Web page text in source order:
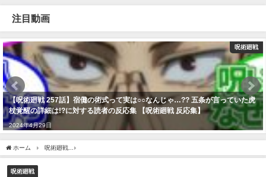
注目動画
呪術廻戦
【呪術廻戦 257話】宿儺の術式って実は○○なんじゃ…?? 五条が言っていた虎
杖覚醒の詳細は!?に対する読者の反応集 【呪術廻戦 反応集】
2024年4月29日
ホーム 呪術廻戦
呪術廻戦